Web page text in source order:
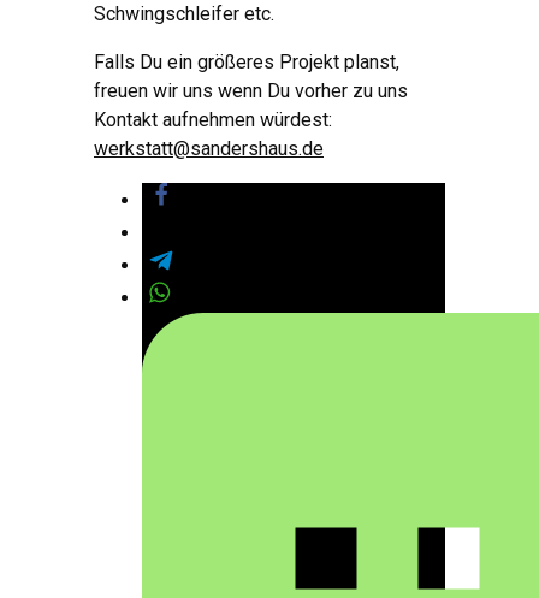
Schwingschleifer etc.
Falls Du ein größeres Projekt planst,
freuen wir uns wenn Du vorher zu uns
Kontakt aufnehmen würdest:
werkstatt@sandershaus.de